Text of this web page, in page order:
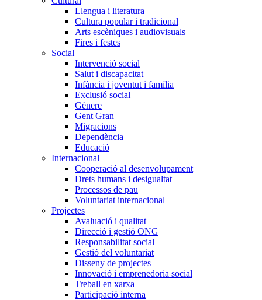
Llengua i literatura
Cultura popular i tradicional
Arts escèniques i audiovisuals
Fires i festes
Social
Intervenció social
Salut i discapacitat
Infància i joventut i família
Exclusió social
Gènere
Gent Gran
Migracions
Dependència
Educació
Internacional
Cooperació al desenvolupament
Drets humans i desigualtat
Processos de pau
Voluntariat internacional
Projectes
Avaluació i qualitat
Direcció i gestió ONG
Responsabilitat social
Gestió del voluntariat
Disseny de projectes
Innovació i emprenedoria social
Treball en xarxa
Participació interna